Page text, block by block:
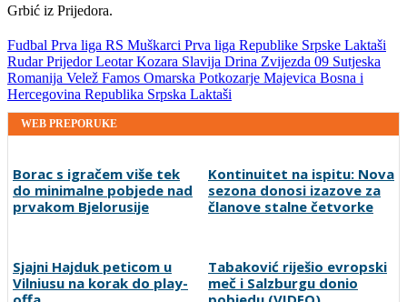
Grbić iz Prijedora.
Fudbal Prva liga RS Muškarci Prva liga Republike Srpske Laktaši
Rudar PrijedorLeotarKozara Slavija Drina Zvijezda 09 Sutjeska
Romanija Velež Famos Omarska Potkozarje Majevica Bosna i
Hercegovina Republika Srpska Laktaši
WEB PREPORUKE
Borac s igračem više tek
do minimalne pobjede nad
prvakom Bjelorusije
Kontinuitet na ispitu: Nova
sezona donosi izazove za
članove stalne četvorke